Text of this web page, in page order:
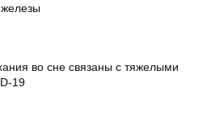
во сне связаны с тяжелыми
19